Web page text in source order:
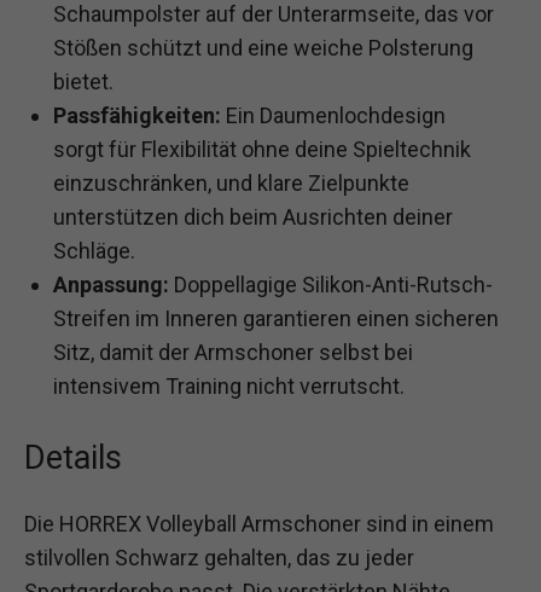
Schaumpolster auf der Unterarmseite, das vor
Stößen schützt und eine weiche Polsterung
bietet.
Passfähigkeiten: Ein Daumenlochdesign
sorgt für Flexibilität ohne deine Spieltechnik
einzuschränken, und klare Zielpunkte
unterstützen dich beim Ausrichten deiner
Schläge.
Anpassung: Doppellagige Silikon-Anti-Rutsch-
Streifen im Inneren garantieren einen sicheren
Sitz, damit der Armschoner selbst bei
intensivem Training nicht verrutscht.
Details
Die HORREX Volleyball Armschoner sind in einem
stilvollen Schwarz gehalten, das zu jeder